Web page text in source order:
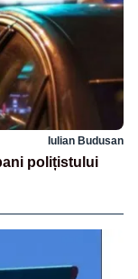
Iulian Budusan
polițistului